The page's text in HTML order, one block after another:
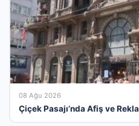
08 Ağu 2026
Çiçek Pasajı’nda Afiş ve